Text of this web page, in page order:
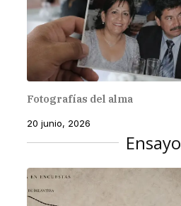
Fotografías del alma
20 junio, 2026
Ensayo